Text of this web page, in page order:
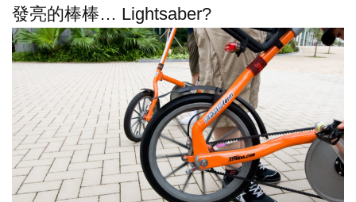
發亮的棒棒… Lightsaber?